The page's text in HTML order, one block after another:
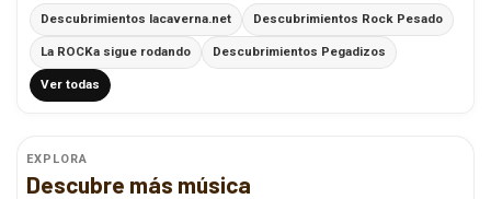
Descubrimientos lacaverna.net Descubrimientos Rock Pesado
La ROCKa sigue rodando Descubrimientos Pegadizos
Ver todas
EXPLORA
Descubre más música